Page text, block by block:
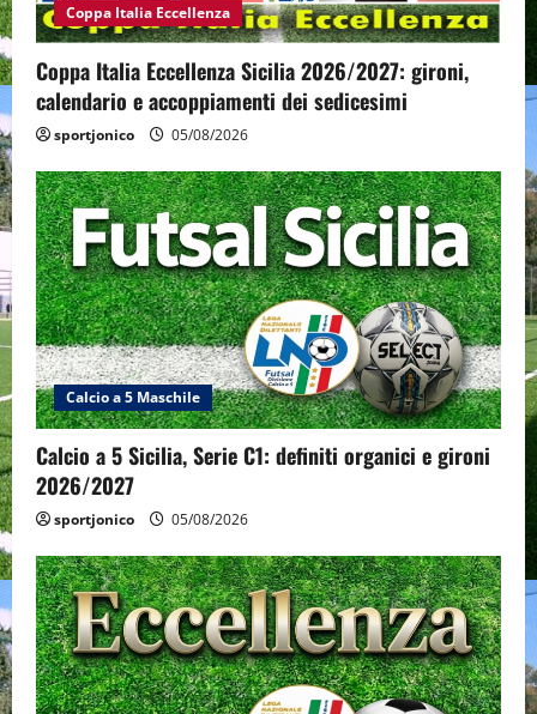
Coppa Italia Eccellenza
Coppa Italia Eccellenza Sicilia 2026/2027: gironi,
calendario e accoppiamenti dei sedicesimi
sportjonico 05/08/2026
Calcio a 5 Maschile
Calcio a 5 Sicilia, Serie C1: definiti organici e gironi
2026/2027
sportjonico 05/08/2026